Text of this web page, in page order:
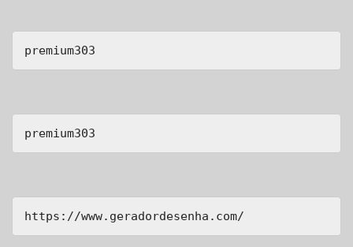
premium303
premium303
https://www.geradordesenha.com/